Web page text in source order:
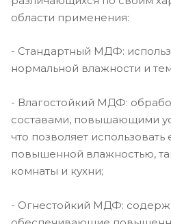
области применения:
- Стандартный МДФ:
нормальной влажности и
- Влагостойкий МДФ:
составами, повышающими
что позволяет
повышенной влажностью,
комнаты и кухни;
- Огнестойкий МДФ: